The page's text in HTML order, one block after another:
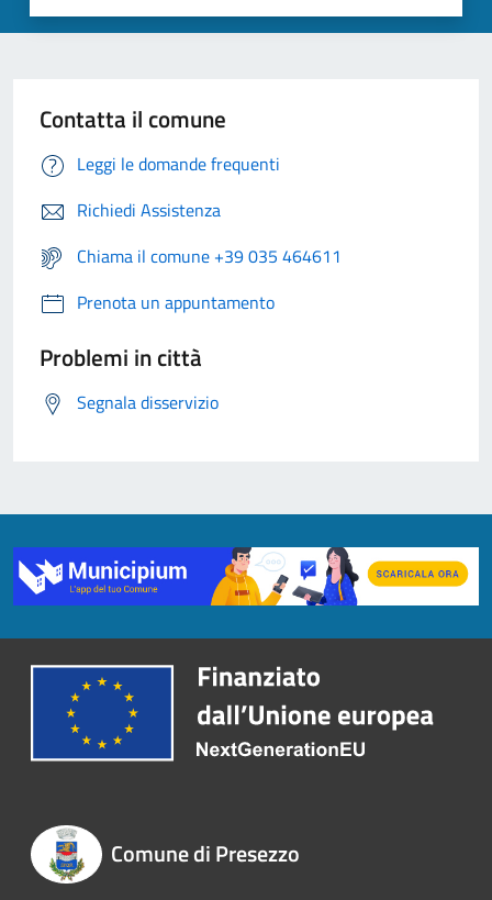
Contatta il comune
Leggi le domande frequenti
Richiedi Assistenza
Chiama il comune +39 035 464611
Prenota un appuntamento
Problemi in città
Segnala disservizio
Comune di Presezzo